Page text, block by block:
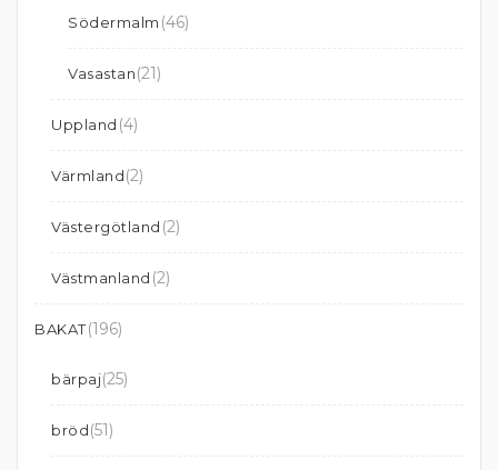
Södermalm (46)
Vasastan(21)
Uppland (4)
Värmland(2)
Västergötland (2)
Västmanland (2)
BAKAT(196)
bärpaj(25)
bröd(51)